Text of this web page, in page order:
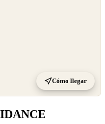
Cómo llegar